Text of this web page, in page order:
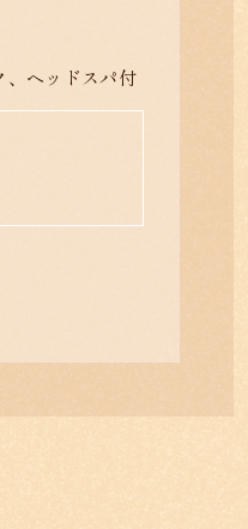
、ヘッドスパ付